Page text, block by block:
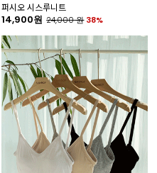
퍼시오 시스루니트
14,900원 24,000원 38%